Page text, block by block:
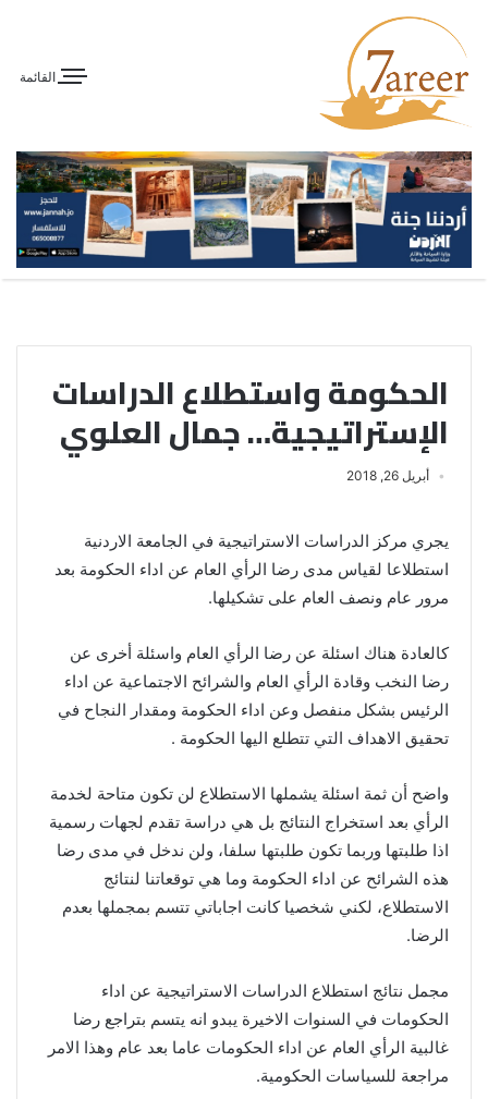
القائمة
الحكومة واستطلاع الدراسات
الإستراتيجية… جمال العلوي
أبريل 26, 2018
يجري مركز الدراسات الاستراتيجية في الجامعة الاردنية
استطلاعا لقياس مدى رضا الرأي العام عن اداء الحكومة بعد
مرور عام ونصف العام على تشكيلها.
كالعادة هناك اسئلة عن رضا الرأي العام واسئلة أخرى عن
رضا النخب وقادة الرأي العام والشرائح الاجتماعية عن اداء
الرئيس بشكل منفصل وعن اداء الحكومة ومقدار النجاح في
تحقيق الاهداف التي تتطلع اليها الحكومة .
واضح أن ثمة اسئلة يشملها الاستطلاع لن تكون متاحة لخدمة
الرأي بعد استخراج النتائج بل هي دراسة تقدم لجهات رسمية
اذا طلبتها وربما تكون طلبتها سلفا، ولن ندخل في مدى رضا
هذه الشرائح عن اداء الحكومة وما هي توقعاتنا لنتائج
الاستطلاع، لكني شخصيا كانت اجاباتي تتسم بمجملها بعدم
الرضا.
مجمل نتائج استطلاع الدراسات الاستراتيجية عن اداء
الحكومات في السنوات الاخيرة يبدو انه يتسم بتراجع رضا
غالبية الرأي العام عن اداء الحكومات عاما بعد عام وهذا الامر
مراجعة للسياسات الحكومية.